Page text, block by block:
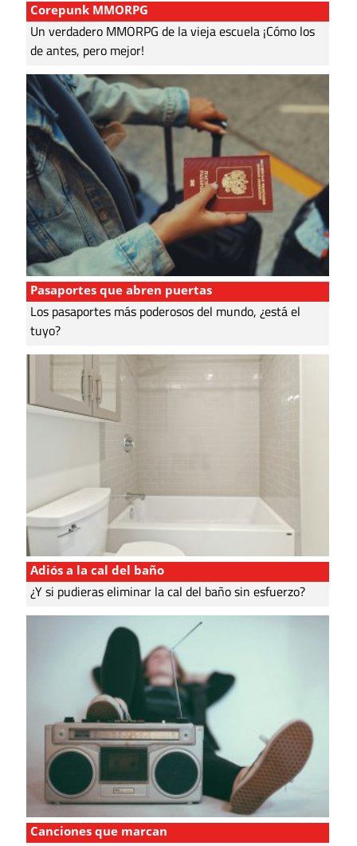
Corepunk MMORPG
Un verdadero MMORPG de la vieja escuela ¡Cómo los
de antes, pero mejor!
Pasaportes que abren puertas
Los pasaportes más poderosos del mundo, ¿está el
tuyo?
Adiós a la cal del baño
¿Y si pudieras eliminar la cal del baño sin esfuerzo?
Canciones que marcan